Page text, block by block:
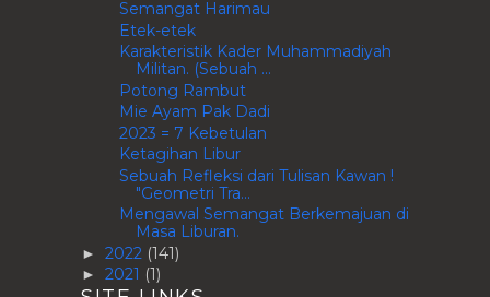
Semangat Harimau
Etek-etek
Karakteristik Kader Muhammadiyah
Militan. (Sebuah ...
Potong Rambut
Mie Ayam Pak Dadi
2023 = 7 Kebetulan
Ketagihan Libur
Sebuah Refleksi dari Tulisan Kawan !
"Geometri Tra...
Mengawal Semangat Berkemajuan di
Masa Liburan.
► 2022 (141)
► 2021 (1)